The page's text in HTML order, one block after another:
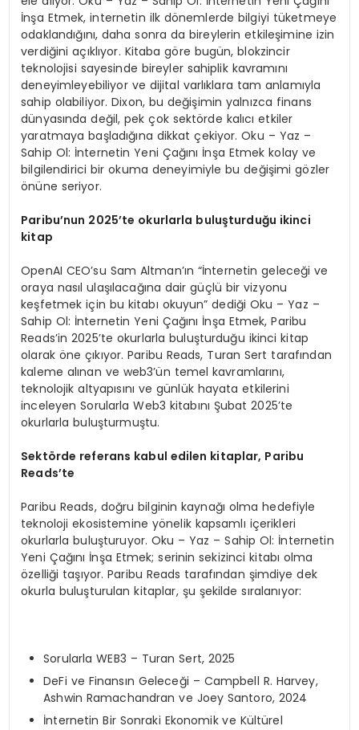
İnşa Etmek, internetin ilk dönemlerde bilgiyi tüketmeye
odaklandığını, daha sonra da bireylerin etkileşimine izin
verdiğini açıklıyor. Kitaba göre bugün, blokzincir
teknolojisi sayesinde bireyler sahiplik kavramını
deneyimleyebiliyor ve dijital varlıklara tam anlamıyla
sahip olabiliyor. Dixon, bu değişimin yalnızca finans
dünyasında değil, pek çok sektörde kalıcı etkiler
yaratmaya başladığına dikkat çekiyor. Oku – Yaz –
Sahip Ol: İnternetin Yeni Çağını İnşa Etmek kolay ve
bilgilendirici bir okuma deneyimiyle bu değişimi gözler
önüne seriyor.
Paribu’nun 2025’te okurlarla buluşturduğu ikinci
kitap
OpenAI CEO’su Sam Altman’ın “İnternetin geleceği ve
oraya nasıl ulaşılacağına dair güçlü bir vizyonu
keşfetmek için bu kitabı okuyun” dediği Oku – Yaz –
Sahip Ol: İnternetin Yeni Çağını İnşa Etmek, Paribu
Reads’in 2025’te okurlarla buluşturduğu ikinci kitap
olarak öne çıkıyor. Paribu Reads, Turan Sert tarafından
kaleme alınan ve web3’ün temel kavramlarını,
teknolojik altyapısını ve günlük hayata etkilerini
inceleyen Sorularla Web3 kitabını Şubat 2025’te
okurlarla buluşturmuştu.
Sektörde referans kabul edilen kitaplar, Paribu
Reads’te
Paribu Reads, doğru bilginin kaynağı olma hedefiyle
teknoloji ekosistemine yönelik kapsamlı içerikleri
okurlarla buluşturuyor. Oku – Yaz – Sahip Ol: İnternetin
Yeni Çağını İnşa Etmek; serinin sekizinci kitabı olma
özelliği taşıyor. Paribu Reads tarafından şimdiye dek
okurla buluşturulan kitaplar, şu şekilde sıralanıyor:
Sorularla WEB3 – Turan Sert, 2025
DeFi ve Finansın Geleceği – Campbell R. Harvey,
Ashwin Ramachandran ve Joey Santoro, 2024
İnternetin Bir Sonraki Ekonomik ve Kültürel